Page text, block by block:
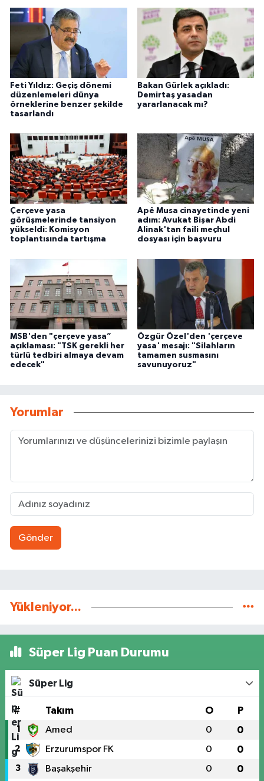
Feti Yıldız: Geçiş dönemi
düzenlemeleri dünya
örneklerine benzer şekilde
tasarlandı
Bakan Gürlek açıkladı:
Demirtaş yasadan
yararlanacak mı?
Çerçeve yasa
görüşmelerinde tansiyon
yükseldi: Komisyon
toplantısında tartışma
Apê Musa cinayetinde yeni
adım: Avukat Bişar Abdi
Alinak'tan faili meçhul
dosyası için başvuru
MSB'den "çerçeve yasa”
açıklaması: "TSK gerekli her
türlü tedbiri almaya devam
edecek"
Özgür Özel'den 'çerçeve
yasa' mesajı: "Silahların
tamamen susmasını
savunuyoruz"
Yorumlar
Gönder
Yükleniyor...
Süper Lig Puan Durumu
Süper Lig
# Takım O P
1 Amed 0 0
2 Erzurumspor FK 0 0
3 Başakşehir 0 0